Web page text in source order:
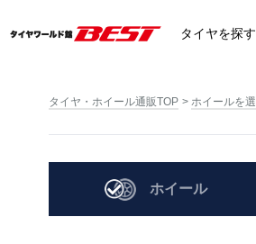
タイヤを探す
タイヤ・ホイール通販TOP ホイールを
ホイール